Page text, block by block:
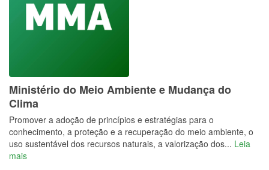
Ministério do Meio Ambiente e Mudança do
Clima
Promover a adoção de princípios e estratégias para o
conhecimento, a proteção e a recuperação do meio ambiente, o
uso sustentável dos recursos naturais, a valorização dos... Leia
mais